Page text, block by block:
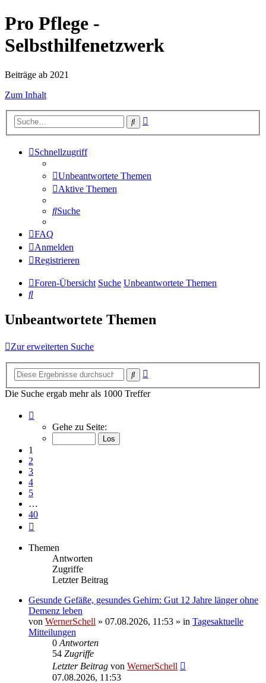
Pro Pflege -
Selbsthilfenetzwerk
Beiträge ab 2021
Zum Inhalt
Suche
Schnellzugriff
Unbeantwortete Themen
Aktive Themen
Suche
FAQ
Anmelden
Registrieren
Foren-Übersicht Suche Unbeantwortete Themen
Suche
Unbeantwortete Themen
Zur erweiterten Suche
Suche
Die Suche ergab mehr als 1000 Treffer
von
Gehe zu Seite:
1
2
3
4
5
…
40
Themen
Antworten
Zugriffe
Letzter Beitrag
Gesunde Gefäße, gesundes Gehirn: Gut 12 Jahre länger ohne
Demenz leben
von WernerSchell » 07.08.2026, 11:53 » in Tagesaktuelle
Mitteilungen
0 Antworten
54 Zugriffe
Letzter Beitrag von WernerSchell
07.08.2026, 11:53